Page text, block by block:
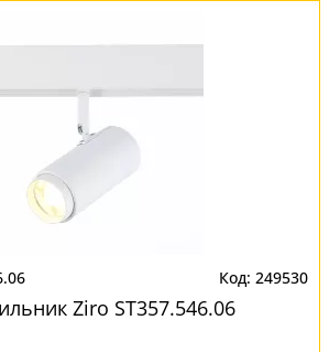
249530
Ziro ST357.546.06